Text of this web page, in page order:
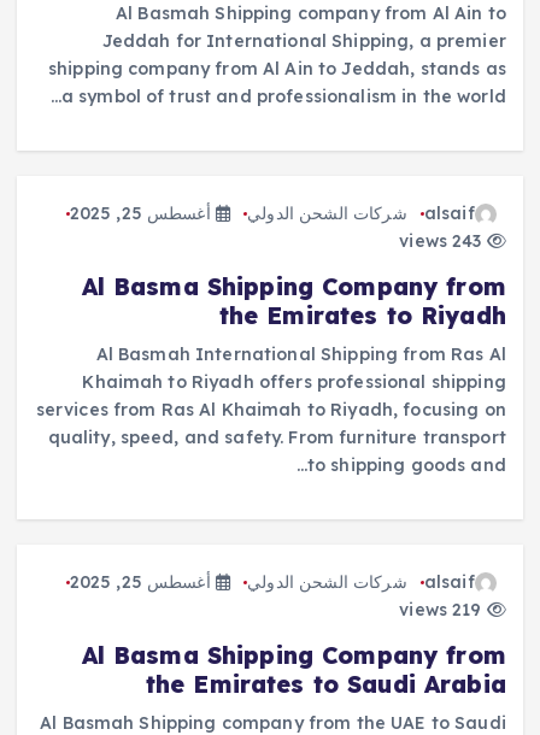
Al Basmah Shipping company from Al Ain to
Jeddah for International Shipping, a premier
shipping company from Al Ain to Jeddah, stands as
a symbol of trust and professionalism in the world…
alsaif شركات الشحن الدولي
أغسطس 25, 2025
Al Basma Shipping Company from
the Emirates to Riyadh
Al Basmah International Shipping from Ras Al
Khaimah to Riyadh offers professional shipping
services from Ras Al Khaimah to Riyadh, focusing on
quality, speed, and safety. From furniture transport
to shipping goods and…
alsaif شركات الشحن الدولي
أغسطس 25, 2025
Al Basma Shipping Company from
the Emirates to Saudi Arabia
Al Basmah Shipping company from the UAE to Saudi